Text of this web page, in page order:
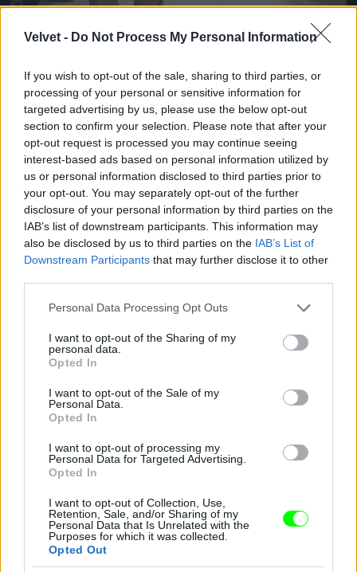
Velvet - Do Not Process My Personal Information
If you wish to opt-out of the sale, sharing to third parties, or
processing of your personal or sensitive information for
targeted advertising by us, please use the below opt-out
section to confirm your selection. Please note that after your
opt-out request is processed you may continue seeing
interest-based ads based on personal information utilized by
us or personal information disclosed to third parties prior to
your opt-out. You may separately opt-out of the further
disclosure of your personal information by third parties on the
IAB’s list of downstream participants. This information may
also be disclosed by us to third parties on the IAB’s List of
Downstream Participants that may further disclose it to other
Please note that this website/app uses one or more Google
not limited to your visit or usage behaviour. You may click to
grant or deny consent to Google and its third-party tags to
use your data for below specified purposes in below Google
consent section.
Personal Data Processing Opt Outs
I want to opt-out of the Sharing of my
personal data.
Opted In
I want to opt-out of the Sale of my
Personal Data.
Opted In
I want to opt-out of processing my
Personal Data for Targeted Advertising.
Opted In
I want to opt-out of Collection, Use,
Retention, Sale, and/or Sharing of my
Personal Data that Is Unrelated with the
Purposes for which it was collected.
Opted Out
Egészen érdekes ez a szandál. Parkettás lakásokban
kíméli a padlót!
Fotó: Pedro Gomes / Getty Images Hungary #8
Jön még kép!